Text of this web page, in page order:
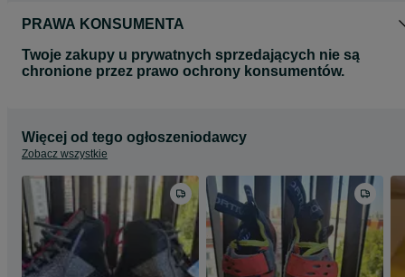
PRAWA KONSUMENTA
Twoje zakupy u prywatnych sprzedających nie są
chronione przez prawo ochrony konsumentów.
Więcej od tego ogłoszeniodawcy
Zobacz wszystkie